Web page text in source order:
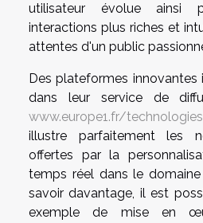
utilisateur évolue ainsi
interactions plus riches et
attentes d'un public
Des plateformes
dans leur service de
www.europe1.fr/
illustre parfaitement les
offertes par la
temps réel dans le
savoir davantage, il est
exemple de mise en